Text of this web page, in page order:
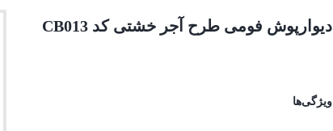
دیوارپوش فومی طرح آجر خشتی کد CB013
ویژگی‌ها